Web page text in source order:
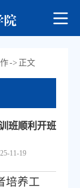
-> 正文
班顺利开班
11-19
培养工